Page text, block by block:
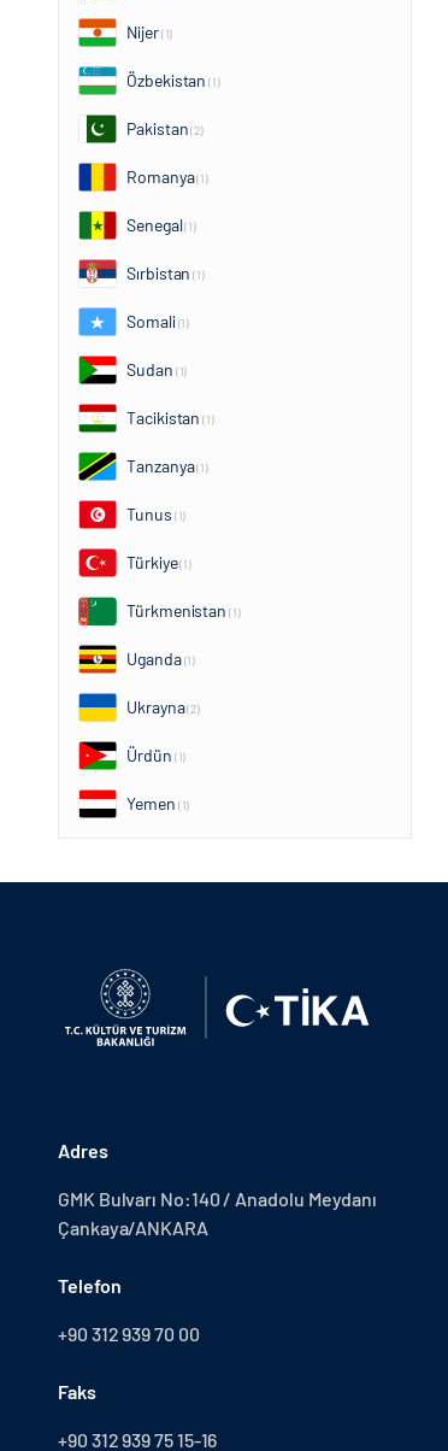
Nijer(1)
Özbekistan (1)
Pakistan(2)
Romanya(1)
Senegal(1)
Sırbistan (1)
Somali(1)
Sudan (1)
Tacikistan (1)
Tanzanya(1)
Tunus (1)
Türkiye(1)
Türkmenistan (1)
Uganda(1)
Ukrayna(2)
Ürdün (1)
Yemen (1)
Adres
GMK Bulvarı No:140 / Anadolu Meydanı
Çankaya/ANKARA
Telefon
+90 312 939 70 00
Faks
+90 312 939 75 15-16